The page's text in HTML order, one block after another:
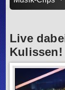
Live
Kulissen!